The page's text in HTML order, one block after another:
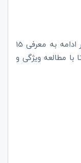
تیغ اصلاح ابرو مدل‌‌های زیادی دارد که در ادامه به معرفی 15
با مطالعه ویژگی و